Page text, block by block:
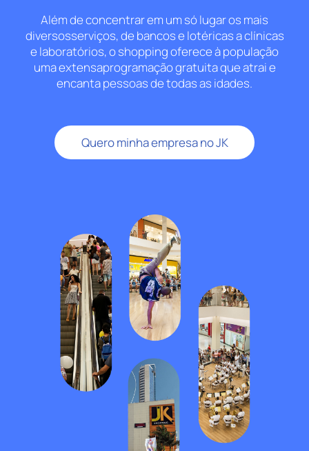
Além de concentrar em um só lugar os mais
diversosserviços, de bancos e lotéricas a clínicas
e laboratórios, o shopping oferece à população
uma extensaprogramação gratuita que atrai e
encanta pessoas de todas as idades.
Quero minha empresa no JK